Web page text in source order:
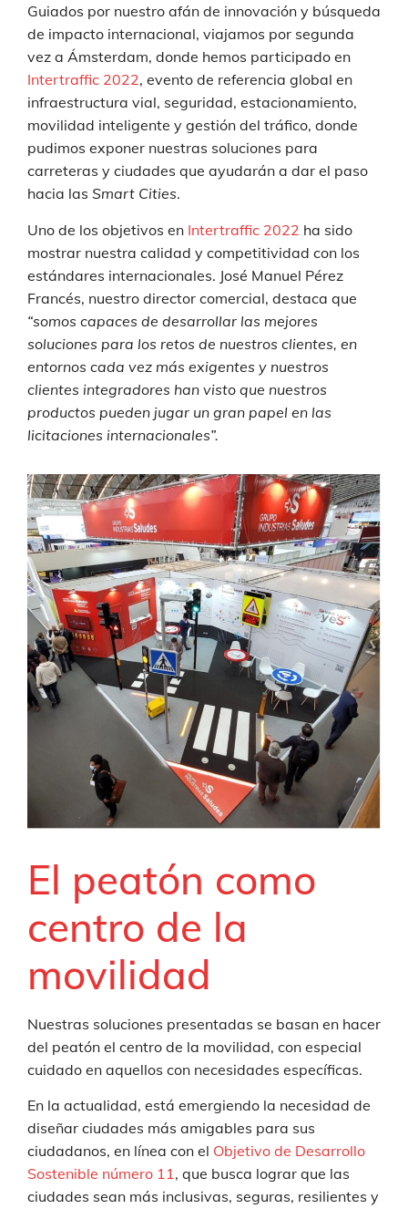
Guiados por nuestro afán de innovación y búsqueda
de impacto internacional, viajamos por segunda
vez a Ámsterdam, donde hemos participado en
Intertraffic 2022, evento de referencia global en
infraestructura vial, seguridad, estacionamiento,
movilidad inteligente y gestión del tráfico, donde
pudimos exponer nuestras soluciones para
carreteras y ciudades que ayudarán a dar el paso
hacia las Smart Cities.
Uno de los objetivos en Intertraffic 2022 ha sido
mostrar nuestra calidad y competitividad con los
estándares internacionales. José Manuel Pérez
Francés, nuestro director comercial, destaca que
“somos capaces de desarrollar las mejores
soluciones para los retos de nuestros clientes, en
entornos cada vez más exigentes y nuestros
clientes integradores han visto que nuestros
productos pueden jugar un gran papel en las
licitaciones internacionales”.
El peatón como
centro de la
movilidad
Nuestras soluciones presentadas se basan en hacer
del peatón el centro de la movilidad, con especial
cuidado en aquellos con necesidades específicas.
En la actualidad, está emergiendo la necesidad de
diseñar ciudades más amigables para sus
ciudadanos, en línea con el Objetivo de Desarrollo
Sostenible número 11, que busca lograr que las
ciudades sean más inclusivas, seguras, resilientes y